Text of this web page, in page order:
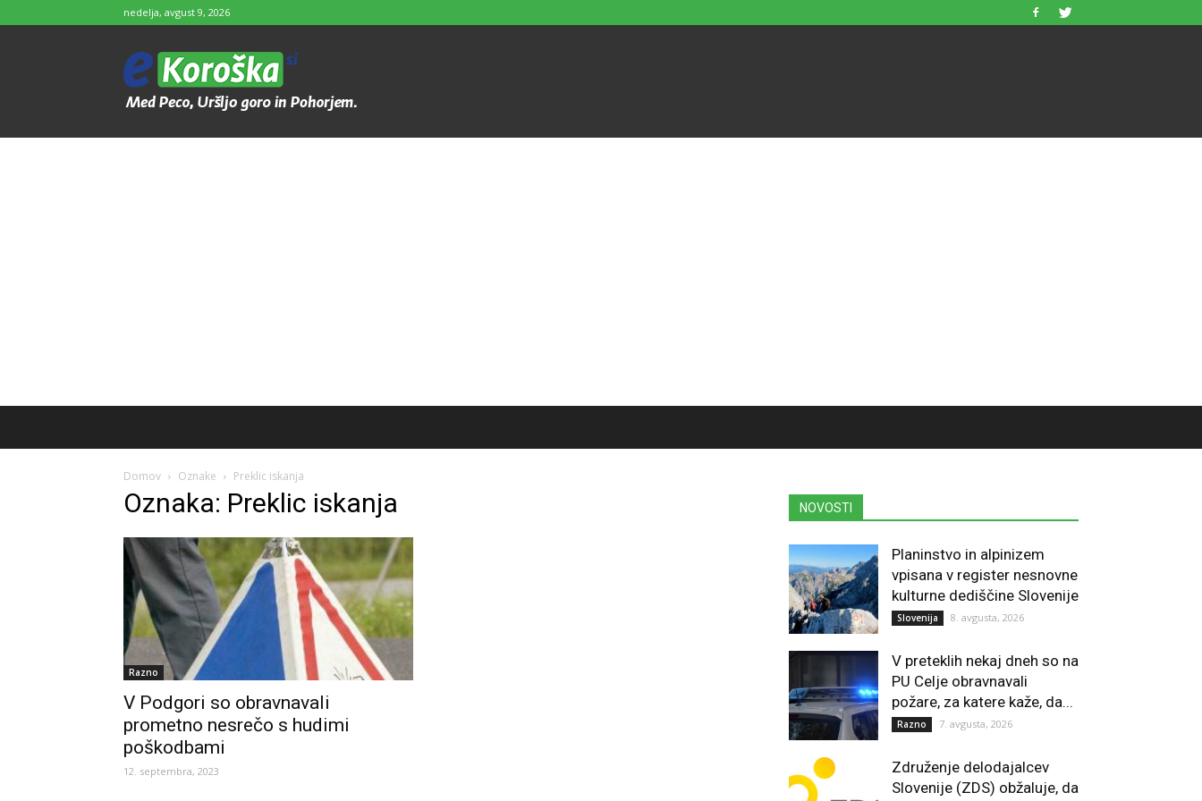
nedelja, avgust 9, 2026
e-
Koroška
Domov Oznake Preklic iskanja
Oznaka: Preklic iskanja
Razno
V Podgori so obravnavali
prometno nesrečo s hudimi
poškodbami
12. septembra, 2023
NOVOSTI
Planinstvo in alpinizem
vpisana v register nesnovne
kulturne dediščine Slovenije
Slovenija 8. avgusta, 2026
V preteklih nekaj dneh so na
PU Celje obravnavali
požare, za katere kaže, da...
Razno 7. avgusta, 2026
Združenje delodajalcev
Slovenije (ZDS) obžaluje, da